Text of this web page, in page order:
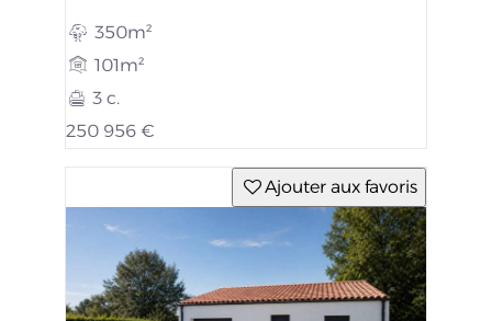
350m²
101m²
3 c.
250 956 €
Ajouter aux favoris